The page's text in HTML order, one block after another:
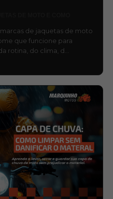
de jaquetas de moto
que funcione para
rotina, do clima, d…